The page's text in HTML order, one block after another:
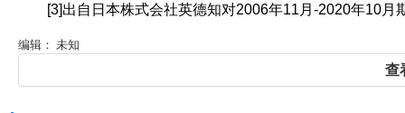
[3]出自日本株式会社英德知对2006年11月-2020年10
编辑： 未知
查